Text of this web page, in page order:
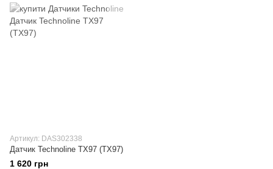
Артикул: DAS302338
Датчик Technoline TX97 (TX97)
1 620 грн